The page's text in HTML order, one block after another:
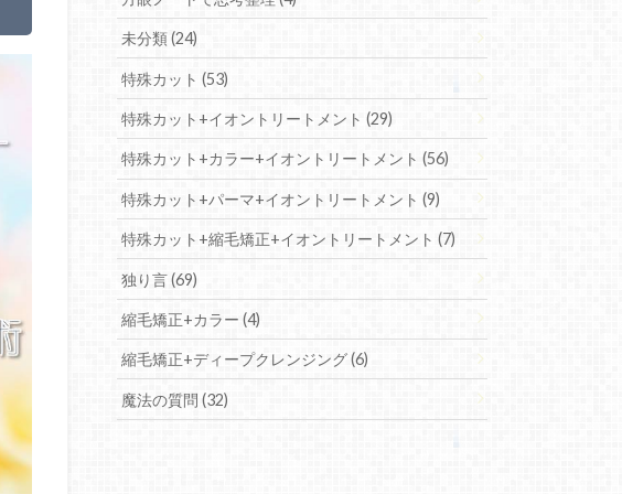
未分類 (24)
特殊カット (53)
特殊カット+イオントリートメント (29)
特殊カット+カラー+イオントリートメント (56)
特殊カット+パーマ+イオントリートメント (9)
特殊カット+縮毛矯正+イオントリートメント (7)
独り言 (69)
縮毛矯正+カラー (4)
縮毛矯正+ディープクレンジング (6)
魔法の質問 (32)